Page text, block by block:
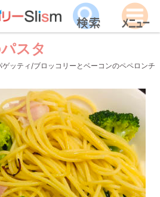
スタ
ッティ/ブロッコリーとベーコンのペペロンチ